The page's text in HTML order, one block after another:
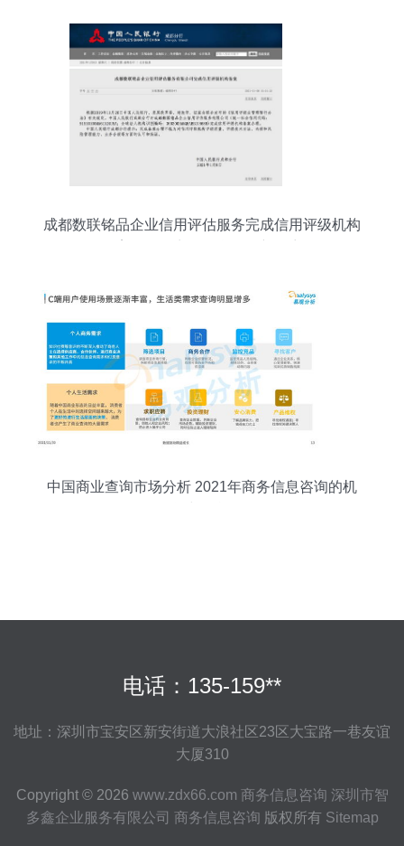
成都数联铭品企业信用评估服务完成信用评级机构
中国商业查询市场分析 2021年商务信息咨询的机
电话：135-159**
地址：深圳市宝安区新安街道大浪社区23区大宝路一巷友谊
大厦310
Copyright © 2026 www.zdx66.com 商务信息咨询 深圳市智
多鑫企业服务有限公司 商务信息咨询 版权所有 Sitemap